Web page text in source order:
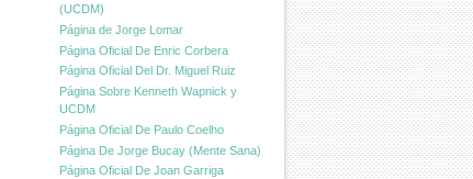
(UCDM)
Página de Jorge Lomar
Página Oficial De Enric Corbera
Página Oficial Del Dr. Miguel Ruiz
Página Sobre Kenneth Wapnick y
UCDM
Página Oficial De Paulo Coelho
Página De Jorge Bucay (Mente Sana)
Página Oficial De Joan Garriga